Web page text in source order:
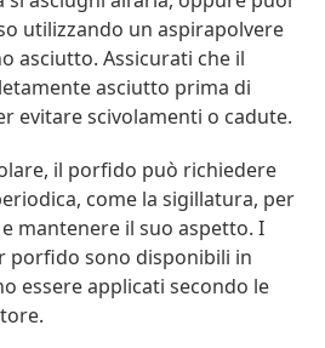
utilizzando un aspirapolvere
asciutto. Assicurati che il
asciutto prima di
evitare scivolamenti o cadute.
il porfido può richiedere
come la sigillatura, per
mantenere il suo aspetto. I
porfido sono disponibili in
essere applicati secondo le